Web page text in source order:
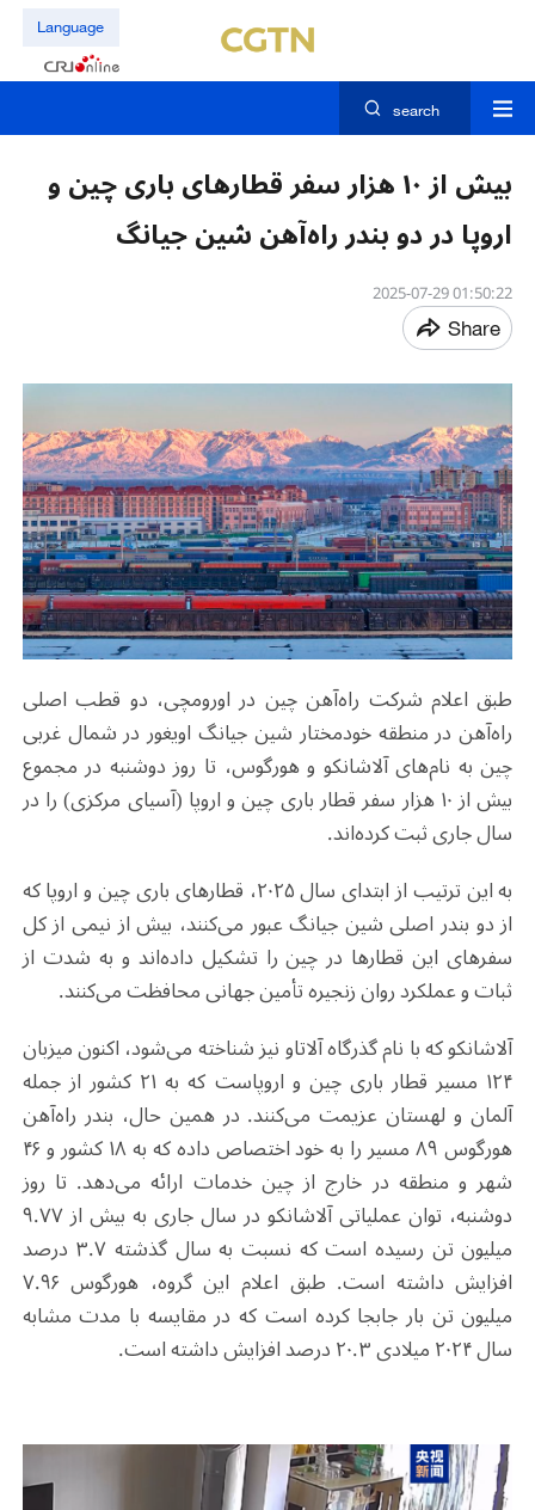
Language
search
بیش از ۱۰ هزار سفر قطارهای باری چین و
اروپا در دو بندر راه‌آهن شین‌ جیانگ
01:50:22 2025-07-29
Share
طبق اعلام شرکت راه‌آهن چین در اورومچی، دو قطب اصلی
راه‌آهن در منطقه خودمختار شین‌ جیانگ اویغور در شمال غربی
چین به نام‌های آلاشانکو و هورگوس، تا روز دوشنبه در مجموع
بیش از ۱۰ هزار سفر قطار باری چین و اروپا (آسیای مرکزی) را در
سال جاری ثبت کرده‌اند.
به این ترتیب از ابتدای سال ۲۰۲۵، قطارهای باری چین و اروپا که
از دو بندر اصلی شین جیانگ عبور می‌کنند، بیش از نیمی از کل
سفرهای این قطارها در چین را تشکیل داده‌اند و به شدت از
ثبات و عملکرد روان زنجیره تأمین جهانی محافظت می‌کنند.
آلاشانکو که با نام گذرگاه آلاتاو نیز شناخته می‌شود، اکنون میزبان
۱۲۴ مسیر قطار باری چین و اروپاست که به ۲۱ کشور از جمله
آلمان و لهستان عزیمت می‌کنند. در همین حال، بندر راه‌آهن
هورگوس ۸۹ مسیر را به خود اختصاص داده که به ۱۸ کشور و ۴۶
شهر و منطقه در خارج از چین خدمات ارائه می‌دهد. تا روز
دوشنبه، توان عملیاتی آلاشانکو در سال جاری به بیش از ۹.۷۷
میلیون تن رسیده است که نسبت به سال گذشته ۳.۷ درصد
افزایش داشته است. طبق اعلام این گروه، هورگوس ۷.۹۶
میلیون تن بار جابجا کرده است که در مقایسه با مدت مشابه
سال ۲۰۲۴ میلادی ۲۰.۳ درصد افزایش داشته است.